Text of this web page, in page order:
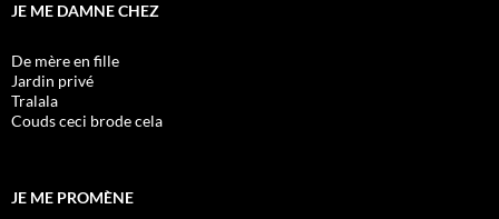
JE ME DAMNE CHEZ
De mère en fille
Jardin privé
Tralala
Couds ceci brode cela
JE ME PROMÈNE